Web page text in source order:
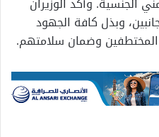
وبذل كافة الجهود
المختطفين وضمان سلامتهم.